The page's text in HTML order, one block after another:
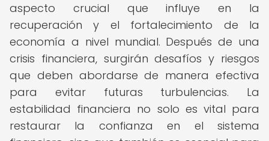
aspecto crucial que influye en la
recuperación y el fortalecimiento de la
economía a nivel mundial. Después de una
crisis financiera, surgirán desafíos y riesgos
que deben abordarse de manera efectiva
para evitar futuras turbulencias. La
estabilidad financiera no solo es vital para
restaurar la confianza en el sistema